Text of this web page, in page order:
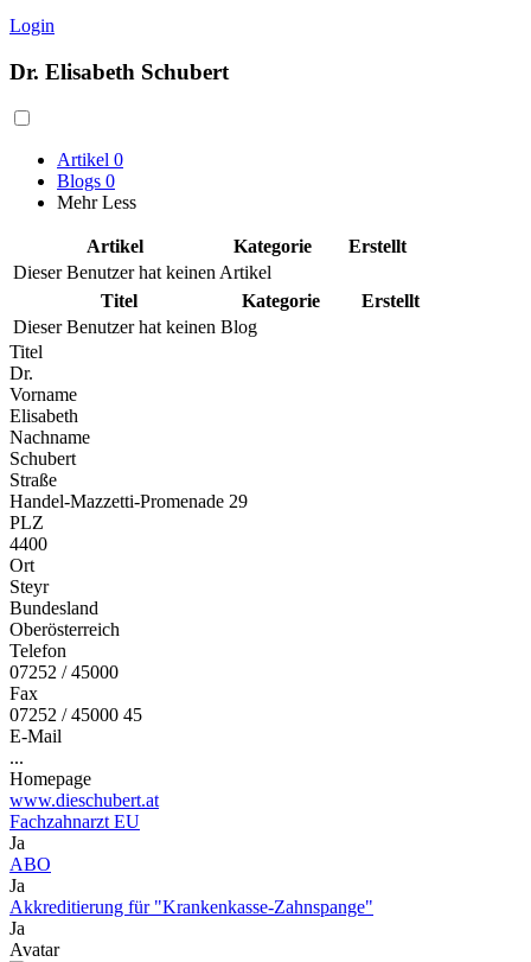
Login
Dr. Elisabeth Schubert
Artikel 0
Blogs 0
Mehr Less
Artikel Kategorie
Erstellt
Dieser Benutzer hat keinen Artikel
Titel
Kategorie
Erstellt
Dieser Benutzer hat keinen Blog
Titel
Dr.
Vorname
Elisabeth
Nachname
Schubert
Straße
Handel-Mazzetti-Promenade 29
PLZ
4400
Ort
Steyr
Bundesland
Oberösterreich
Telefon
07252 / 45000
Fax
07252 / 45000 45
E-Mail
...
Homepage
www.dieschubert.at
Fachzahnarzt EU
Ja
ABO
Ja
Akkreditierung für "Krankenkasse-Zahnspange"
Ja
Avatar